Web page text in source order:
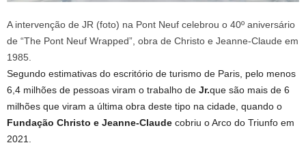
A intervenção de JR (foto) na Pont Neuf celebrou o 40º aniversário
de “The Pont Neuf Wrapped”, obra de Christo e Jeanne-Claude em
1985.
Segundo estimativas do escritório de turismo de Paris, pelo menos
6,4 milhões de pessoas viram o trabalho de Jr.que são mais de 6
milhões que viram a última obra deste tipo na cidade, quando o
Fundação Christo e Jeanne-Claude cobriu o Arco do Triunfo em
2021.